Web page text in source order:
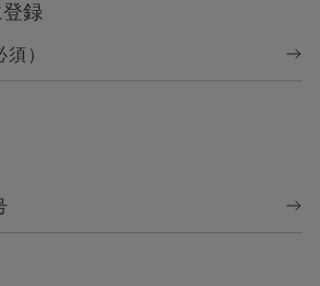
録